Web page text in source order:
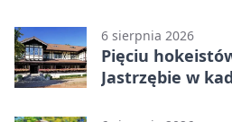
6 sierpnia 2026
Pięciu
Jastrzębie w